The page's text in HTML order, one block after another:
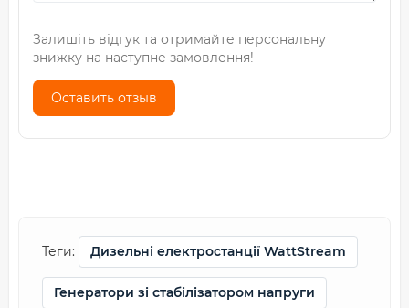
Залишіть відгук та отримайте персональну
знижку на наступне замовлення!
Оставить отзыв
Теги: Дизельні електростанції WattStream
Генератори зі стабілізатором напруги